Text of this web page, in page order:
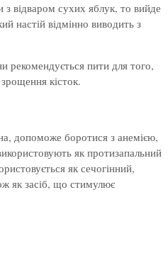
відваром сухих яблук, то вийде
настій відмінно виводить з
пити для того,
кісток.
допоможе боротися з анемією,
як протизапальний
як сечогінний,
як засіб, що стимулює